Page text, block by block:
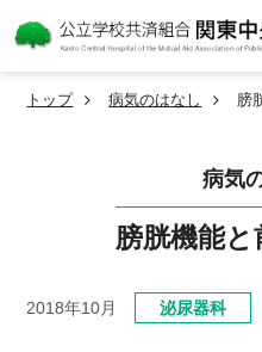
トップ 病気のはなし 膀
病気
膀胱機能
2018年10月 泌尿器科